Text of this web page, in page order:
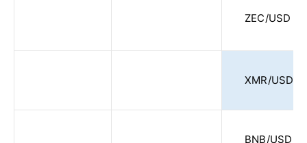
ZEC/USD
XMR/USD
BNB/USD